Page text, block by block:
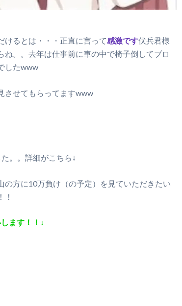
けるとは・・・正直に言って感激です伏兵君様
。。去年は仕事前に車の中で椅子倒してブロ
したwww
させてもらってますwww
。。詳細がこちら↓
方に10万負け（の予定）を見ていただきたい
！
ます！！↓